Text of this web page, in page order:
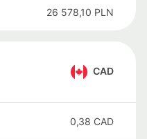
26 578,10 PLN
CAD
0,38 CAD